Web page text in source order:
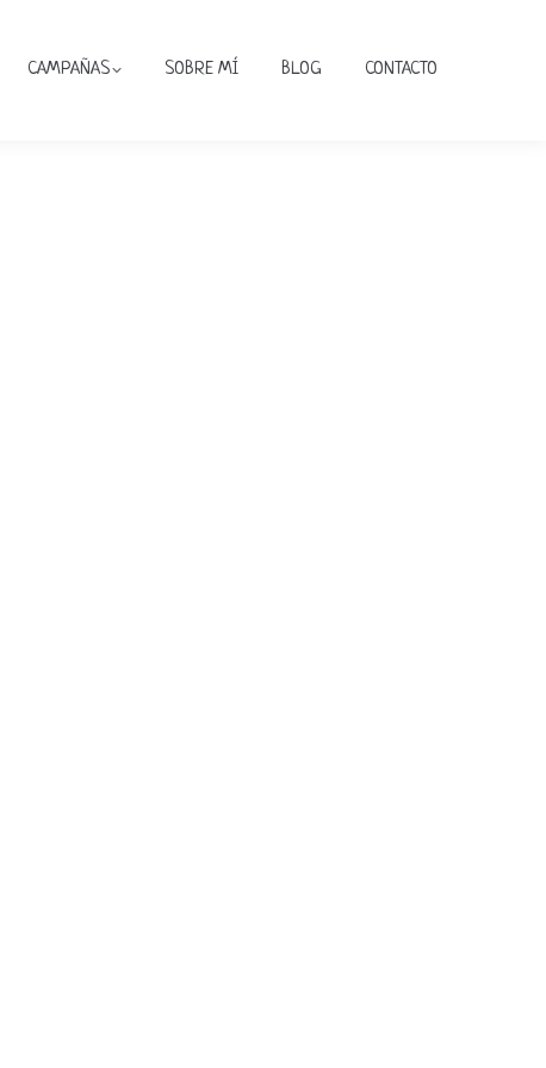
CAMPAÑAS SOBRE MÍ BLOG CONTACTO